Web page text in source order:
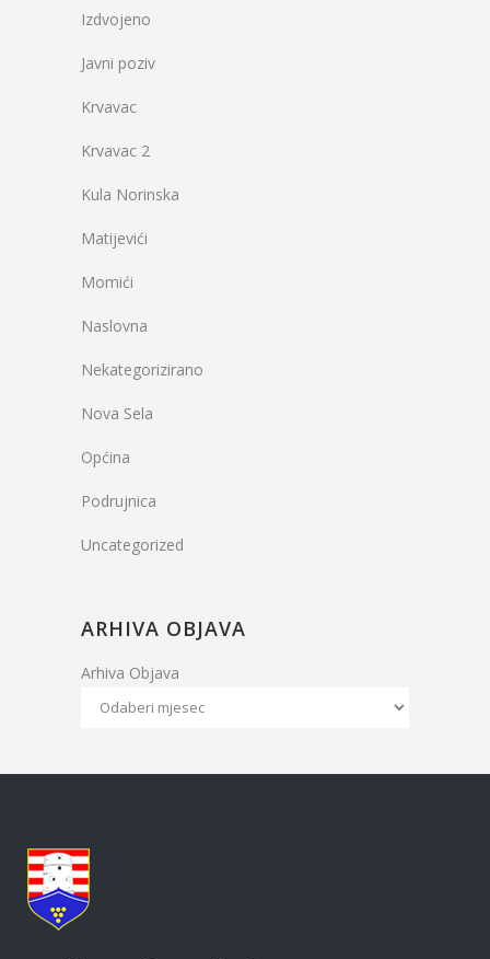
Izdvojeno
Javni poziv
Krvavac
Krvavac 2
Kula Norinska
Matijevići
Momići
Naslovna
Nekategorizirano
Nova Sela
Općina
Podrujnica
Uncategorized
ARHIVA OBJAVA
Arhiva Objava